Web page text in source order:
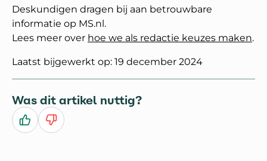
Deskundigen dragen bij aan betrouwbare
informatie op MS.nl.
Lees meer over hoe we als redactie keuzes maken.
Laatst bijgewerkt op: 19 december 2024
Was dit artikel nuttig?
Ja Nee